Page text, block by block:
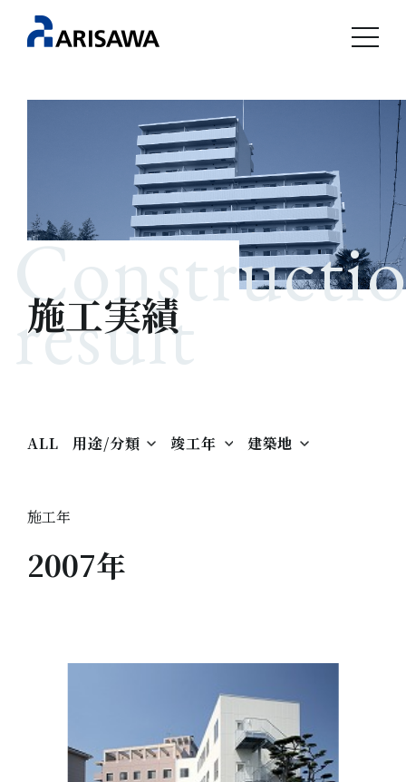
result
施工実績
ALL 用途/分類 竣工年 建築地
施工年
2007年